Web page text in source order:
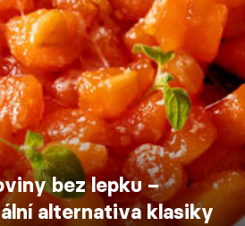
bez lepku –
alternativa klasiky